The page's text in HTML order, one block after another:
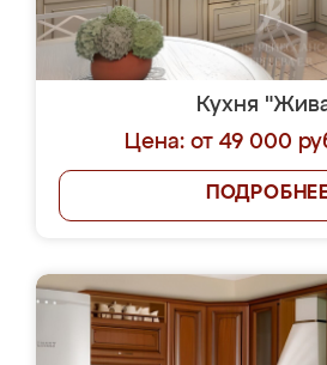
Кухня
Цена: от 49 000